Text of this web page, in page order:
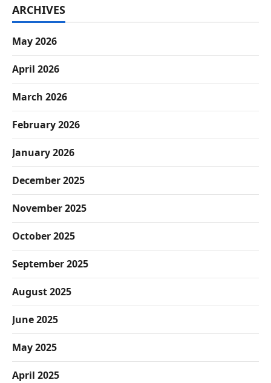
ARCHIVES
May 2026
April 2026
March 2026
February 2026
January 2026
December 2025
November 2025
October 2025
September 2025
August 2025
June 2025
May 2025
April 2025